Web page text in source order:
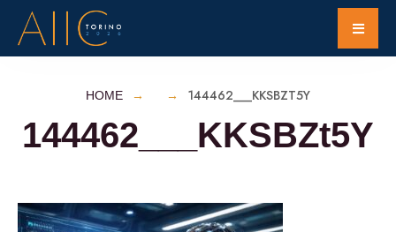
HOME 144462___KKSBZT5Y
144462___KKSBZt5Y